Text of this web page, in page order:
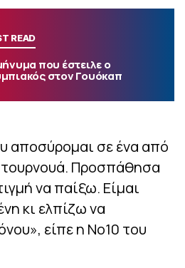
READ
που έστειλε ο
στον Γουόκαπ
αποσύρομαι σε ένα από
Προσπάθησα
να παίξω. Είμαι
κι ελπίζω να
είπε η Νο10 του